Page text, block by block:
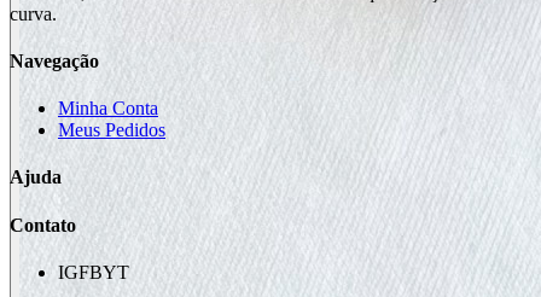
curva.
Navegação
Minha Conta
Meus Pedidos
Ajuda
Contato
IGFBYT